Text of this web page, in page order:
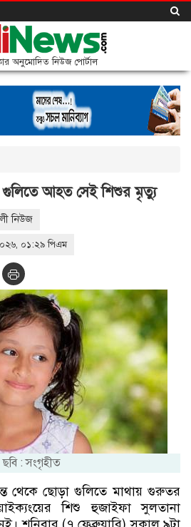
অনুমোদিত নিউজ পোর্টাল
গুলিতে আহত সেই শিশুর মৃত্যু
নিউজ
০১:২৯ পিএম
ছবি : সংগৃহীত
থেকে ছোড়া গুলিতে মাথায় গুরুতর
শিশু হুজাইফা সুলতানা